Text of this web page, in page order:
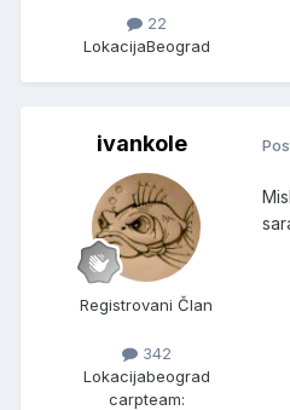
22
LokacijaBeograd
ivankole
Registrovani Član
342
Lokacijabeograd
carpteam: